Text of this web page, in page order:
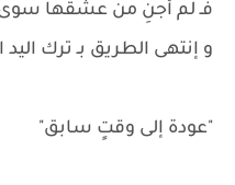
فـ لم أجنِ من عشقها
و إنتهى الطريق بـ ترك
"عودة إلى وقتٍ سابق"